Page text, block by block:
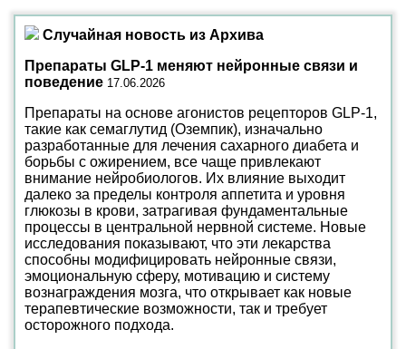
Случайная новость из Архива
Препараты GLP-1 меняют нейронные связи и
поведение 17.06.2026
Препараты на основе агонистов рецепторов GLP-1,
такие как семаглутид (Оземпик), изначально
разработанные для лечения сахарного диабета и
борьбы с ожирением, все чаще привлекают
внимание нейробиологов. Их влияние выходит
далеко за пределы контроля аппетита и уровня
глюкозы в крови, затрагивая фундаментальные
процессы в центральной нервной системе. Новые
исследования показывают, что эти лекарства
способны модифицировать нейронные связи,
эмоциональную сферу, мотивацию и систему
вознаграждения мозга, что открывает как новые
терапевтические возможности, так и требует
осторожного подхода.